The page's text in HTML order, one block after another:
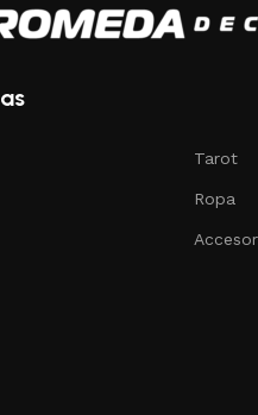
Tarot
Ropa